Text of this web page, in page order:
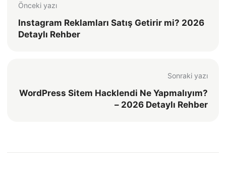
Önceki yazı
Instagram Reklamları Satış Getirir mi? 2026
Detaylı Rehber
Sonraki yazı
WordPress Sitem Hacklendi Ne Yapmalıyım?
– 2026 Detaylı Rehber